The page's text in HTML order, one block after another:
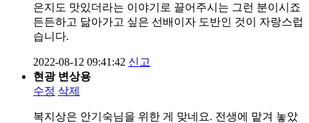
은지도 맛있더라는 이야기로 끌어주시는 그런 분이시죠
든든하고 닮아가고 싶은 선배이자 도반인 것이 자랑스럽
습니다.
2022-08-12 09:41:42 신고
현광 변상용
수정 삭제
복지상은 안기숙님을 위한 게 맞네요. 전생에 맡겨 놓았